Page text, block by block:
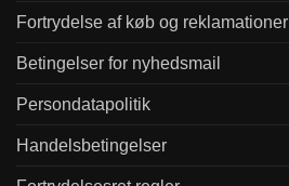
Fortrydelse af køb og reklamationer
Betingelser for nyhedsmail
Persondatapolitik
Handelsbetingelser